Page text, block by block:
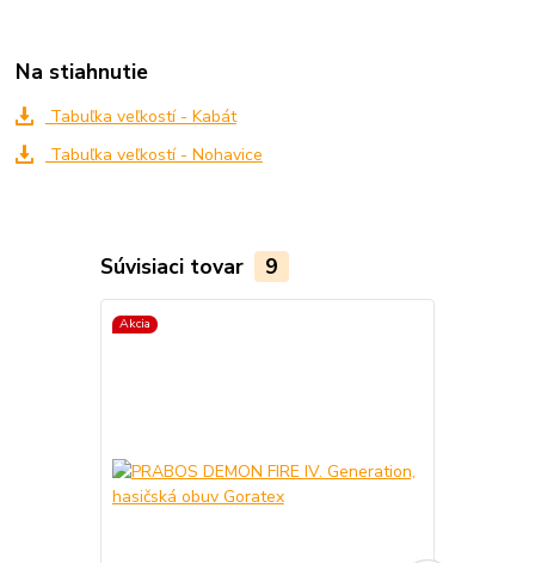
Na stiahnutie
Tabuľka veľkostí - Kabát
Tabuľka veľkostí - Nohavice
Súvisiaci tovar 9
Akcia